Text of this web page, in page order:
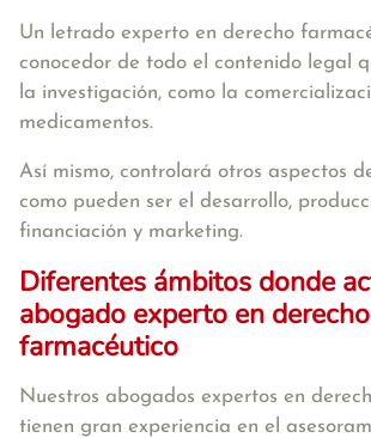
Un letrado experto en derecho
conocedor de todo el contenido legal
la investigación, como la
medicamentos.
Así mismo, controlará otros aspectos
como pueden ser el desarrollo,
financiación y marketing.
Diferentes ámbitos donde
abogado experto en derecho
farmacéutico
Nuestros abogados expertos en
tienen gran experiencia en el